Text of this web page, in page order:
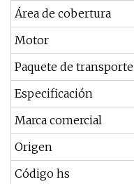
Área de cobertura
Motor
Paquete de transporte
Especificación
Marca comercial
Origen
Código hs